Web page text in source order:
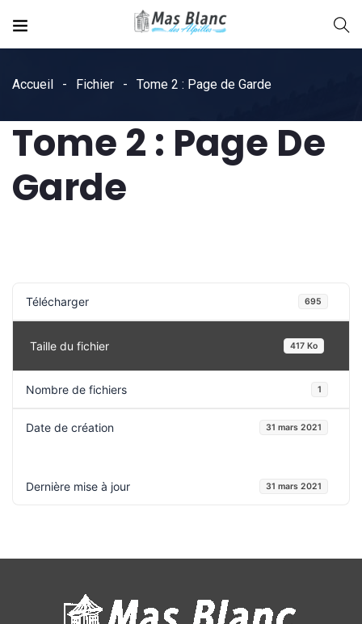
Accueil Fichier Tome 2 : Page de Garde
Tome 2 : Page De
Garde
Télécharger 695
Taille du fichier 417 Ko
Nombre de fichiers 1
Date de création 31 mars 2021
Dernière mise à jour 31 mars 2021